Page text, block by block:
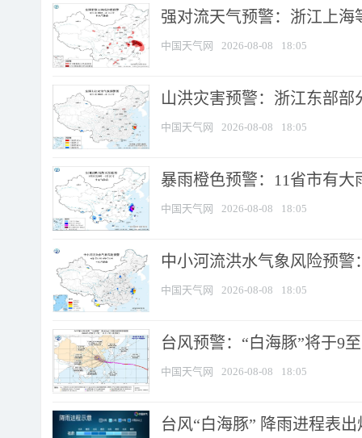
强对流天气预警：浙江上海
中国天气网 2026-08-08 18:05
山洪灾害预警：浙江东部
中国天气网 2026-08-08 18:05
暴雨橙色预警：11省市有
中国天气网 2026-08-08 18:05
中小河流洪水气象风险预
中国天气网 2026-08-08 18:05
台风预警：“白海豚”将于9
中国天气网 2026-08-08 18:05
台风“白海豚” 降雨进程表